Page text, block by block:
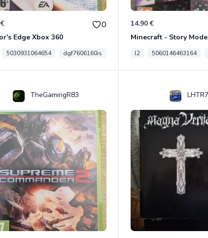
0
Edge Xbox 360
5030931064654 dgf7606160is
14.90 €
Minecraft - Story
l2 5060146463164
TheGamingR83